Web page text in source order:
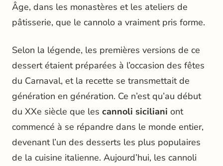
Âge, dans les monastères et les ateliers de
pâtisserie, que le cannolo a vraiment pris forme.
Selon la légende, les premières versions de ce
dessert étaient préparées à l’occasion des fêtes
du Carnaval, et la recette se transmettait de
génération en génération. Ce n’est qu’au début
du XXe siècle que les cannoli siciliani ont
commencé à se répandre dans le monde entier,
devenant l’un des desserts les plus populaires
de la cuisine italienne. Aujourd’hui, les cannoli